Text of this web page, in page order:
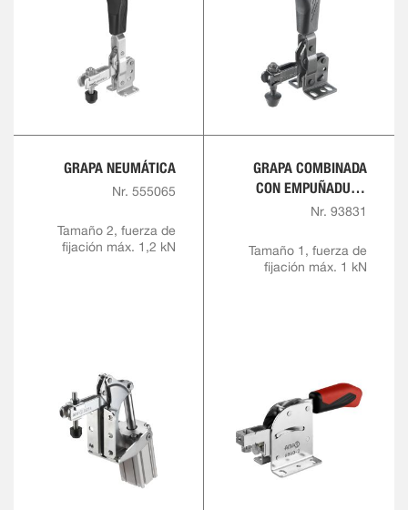
GRAPA NEUMÁTICA
Nr. 555065
Tamaño 2, fuerza de
fijación máx. 1,2 kN
GRAPA COMBINADA
CON EMPUÑADURA
ROJA
Nr. 93831
Tamaño 1, fuerza de
fijación máx. 1 kN